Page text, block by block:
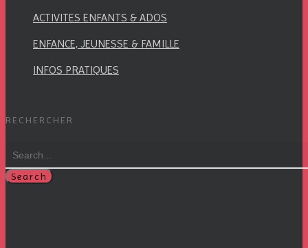
ACTIVITES ENFANTS & ADOS
ENFANCE, JEUNESSE & FAMILLE
INFOS PRATIQUES
RECHERCHER
Search